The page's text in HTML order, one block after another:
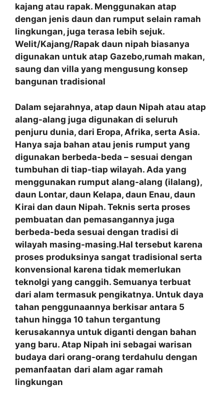
kajang atau rapak. Menggunakan atap
dengan jenis daun dan rumput selain ramah
lingkungan, juga terasa lebih sejuk.
Welit/Kajang/Rapak daun nipah biasanya
digunakan untuk atap Gazebo,rumah makan,
saung dan villa yang mengusung konsep
bangunan tradisional
Dalam sejarahnya, atap daun Nipah atau atap
alang-alang juga digunakan di seluruh
penjuru dunia, dari Eropa, Afrika, serta Asia.
Hanya saja bahan atau jenis rumput yang
digunakan berbeda-beda – sesuai dengan
tumbuhan di tiap-tiap wilayah. Ada yang
menggunakan rumput alang-alang (ilalang),
daun Lontar, daun Kelapa, daun Enau, daun
Kirai dan daun Nipah. Teknis serta proses
pembuatan dan pemasangannya juga
berbeda-beda sesuai dengan tradisi di
wilayah masing-masing.Hal tersebut karena
proses produksinya sangat tradisional serta
konvensional karena tidak memerlukan
teknolgi yang canggih. Semuanya terbuat
dari alam termasuk pengikatnya. Untuk daya
tahan penggunaannya berkisar antara 5
tahun hingga 10 tahun tergantung
kerusakannya untuk diganti dengan bahan
yang baru. Atap Nipah ini sebagai warisan
budaya dari orang-orang terdahulu dengan
pemanfaatan dari alam agar ramah
lingkungan